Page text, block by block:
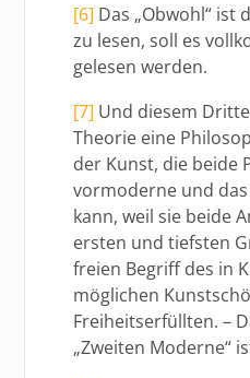
[6] Das „Obwohl“ ist
zu lesen, soll es
gelesen werden.
[7] Und diesem
Theorie eine
der Kunst, die beide
vormoderne und
kann, weil sie beide
ersten und tiefsten
freien Begriff des in
möglichen
Freiheitserfüllten. –
„Zweiten Moderne“